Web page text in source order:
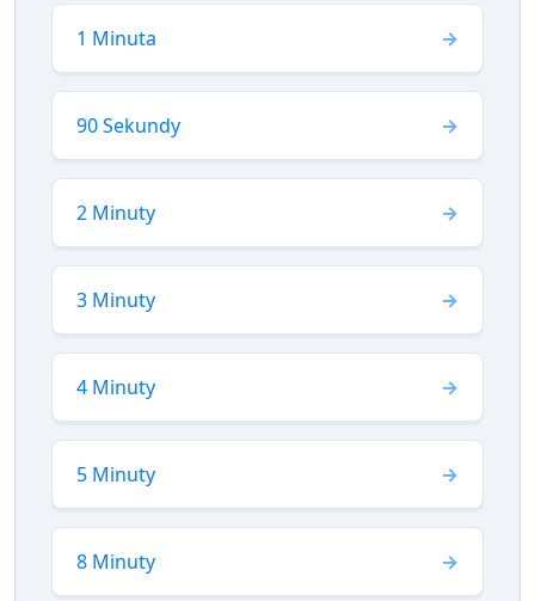
1 Minuta
90 Sekundy
2 Minuty
3 Minuty
4 Minuty
5 Minuty
8 Minuty